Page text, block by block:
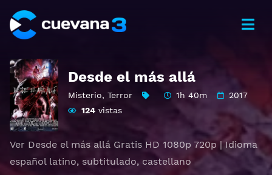
Desde el más allá
Misterio, Terror 1h 40m
2017
124 vistas
Ver Desde el más allá Gratis HD 1080p 720p | Idioma
español latino, subtitulado, castellano